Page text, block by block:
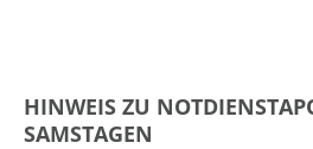
HINWEIS ZU
SAMSTAGEN